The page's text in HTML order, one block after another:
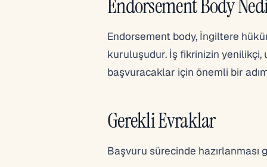
Endorsement Body
Endorsement body, İngiltere
kuruluşudur. İş fikrinizin
başvuracaklar için önemli bir
Gerekli Evraklar
Başvuru sürecinde hazırlanması